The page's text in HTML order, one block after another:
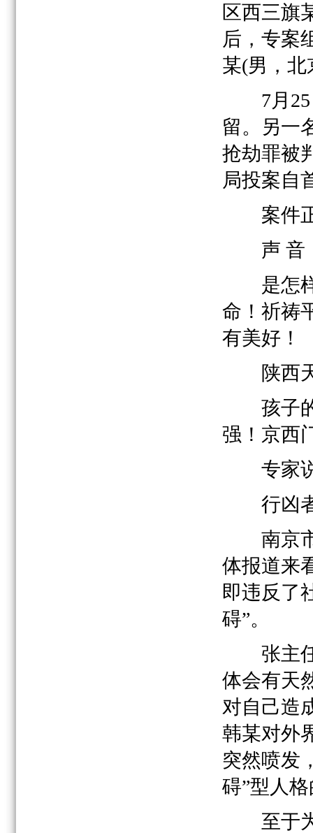
区西三旗
后，专案
某(男，
7月25
留。另一
抢劫罪被
局投案自
案件正
声 音
是怎样
命！祈祷
有美好！
陕西天
孩子的
强！京西
专家
行凶者
南京市
体报道来
即违反了
碍”。
张主任
体会有天
对自己造
韩某对外
突然喷发
碍”型人
至于为